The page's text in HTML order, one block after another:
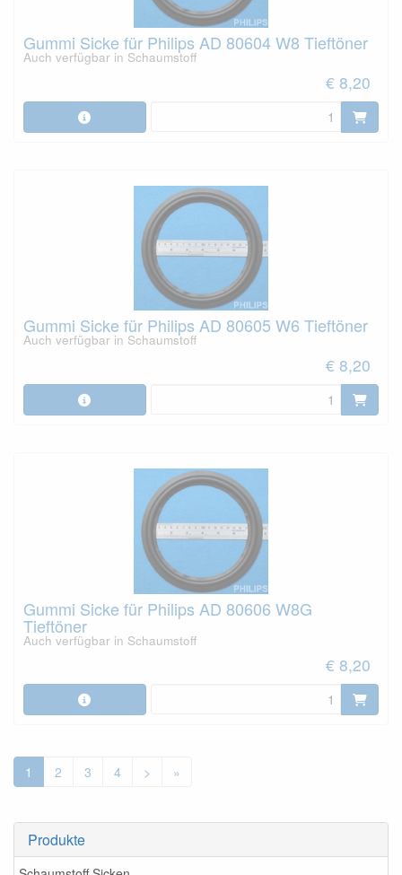
Produkte
Gummi Sicke für Philips AD 80604 W8 Tieftöner
Auch verfügbar in Schaumstoff
€ 8,20
Gummi Sicke für Philips AD 80605 W6 Tieftöner
Auch verfügbar in Schaumstoff
€ 8,20
Gummi Sicke für Philips AD 80606 W8G
Tieftöner
Auch verfügbar in Schaumstoff
€ 8,20
1 2 3 4 > »